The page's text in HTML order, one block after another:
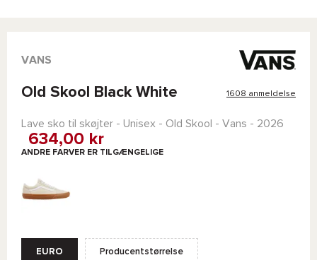
VANS
Old Skool Black White 1608 anmeldelse
Lave sko til skøjter - Unisex - Old Skool - Vans - 2026
634,00 kr
ANDRE FARVER ER TILGÆNGELIGE
EURO Producentstørrelse